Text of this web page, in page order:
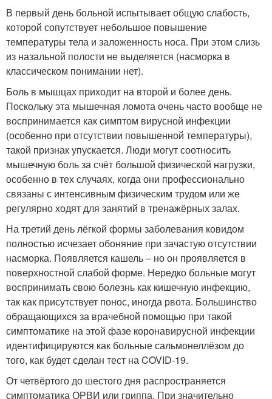
В первый день больной испытывает общую слабость,
которой сопутствует небольшое повышение
температуры тела и заложенность носа. При этом слизь
из назальной полости не выделяется (насморка в
классическом понимании нет).
Боль в мышцах приходит на второй и более день.
Поскольку эта мышечная ломота очень часто вообще не
воспринимается как симптом вирусной инфекции
(особенно при отсутствии повышенной температуры),
такой признак упускается. Люди могут соотносить
мышечную боль за счёт большой физической нагрузки,
особенно в тех случаях, когда они профессионально
связаны с интенсивным физическим трудом или же
регулярно ходят для занятий в тренажёрных залах.
На третий день лёгкой формы заболевания ковидом
полностью исчезает обоняние при зачастую отсутствии
насморка. Появляется кашель – но он проявляется в
поверхностной слабой форме. Нередко больные могут
воспринимать свою болезнь как кишечную инфекцию,
так как присутствует понос, иногда рвота. Большинство
обращающихся за врачебной помощью при такой
симптоматике на этой фазе коронавирусной инфекции
идентифицируются как больные сальмонеллёзом до
того, как будет сделан тест на COVID-19.
От четвёртого до шестого дня распространяется
симптоматика ОРВИ или гриппа. При значительно